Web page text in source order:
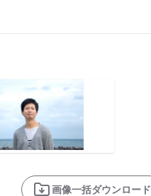
画像一括ダウンロード